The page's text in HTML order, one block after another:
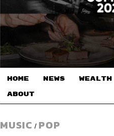
HOME NEWS WEALTH
ABOUT
MUSIC / POP